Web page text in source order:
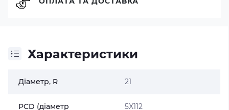
Характеристики
Діаметр, R 21
PCD (діаметр
5X112